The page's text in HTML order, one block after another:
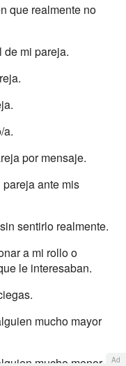
que realmente no
mi pareja.
a.
por mensaje.
ante mis
sentirlo realmente.
a mi rollo o
le interesaban.
mucho mayor
mucho menor Ad